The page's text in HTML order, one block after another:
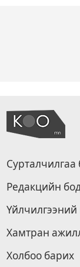
Редакцийн
Үйлчилгээний
Хамтран
Холбоо барих